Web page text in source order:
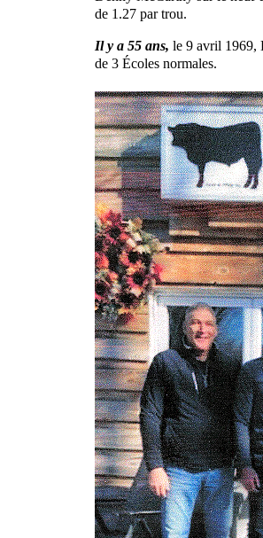
de 1.27 par trou.
Il y a 55 ans, le 9 avril 1969,
de 3 Écoles normales.